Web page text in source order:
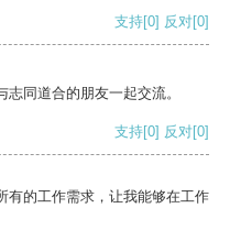
支持[0] 反对[0]
同道合的朋友一起交流。
支持[0] 反对[0]
有的工作需求，让我能够在工作